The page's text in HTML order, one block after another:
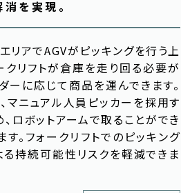
を実現。
リアでAGVがピッキングを行う上
クリフトが倉庫を走り回る必要が
ーに応じて商品を運んできます。
マニュアル人員ピッカーを採用す
ロボットアームで取ることができ
。フォークリフトでのピッキング
持続可能性リスクを軽減できま